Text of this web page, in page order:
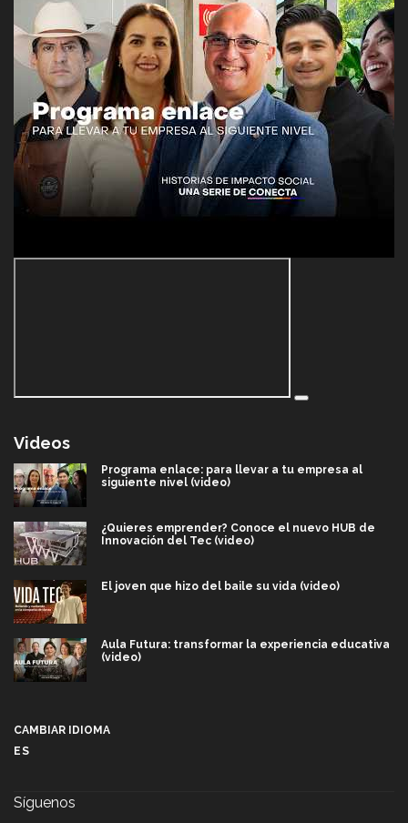
Videos
Programa enlace: para llevar a tu empresa al
siguiente nivel (video)
¿Quieres emprender? Conoce el nuevo HUB de
Innovación del Tec (video)
El joven que hizo del baile su vida (video)
Aula Futura: transformar la experiencia educativa
(video)
CAMBIAR IDIOMA
ES
Síguenos